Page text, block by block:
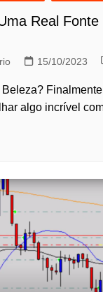
Real Fonte
15/10/2023
Beleza?
algo incrível